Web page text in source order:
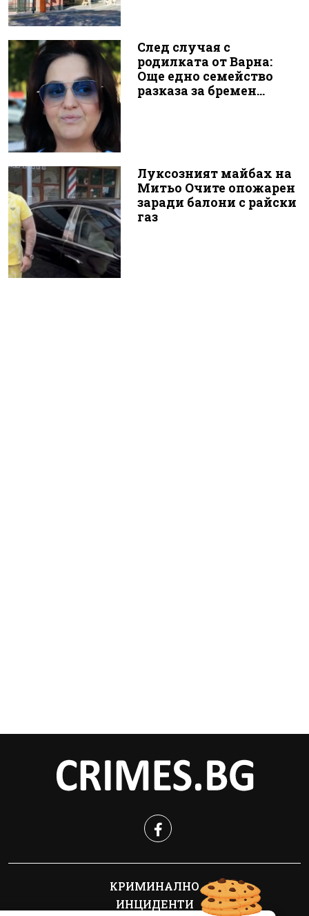
След случая с
родилката от Варна:
Още едно семейство
разказа за бремен...
Луксозният майбах на
Митьо Очите опожарен
заради балони с райски
газ
КРИМИНАЛНО
ИНЦИДЕНТИ